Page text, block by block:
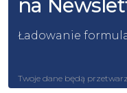
na
Ładowanie
Twoje dane będą